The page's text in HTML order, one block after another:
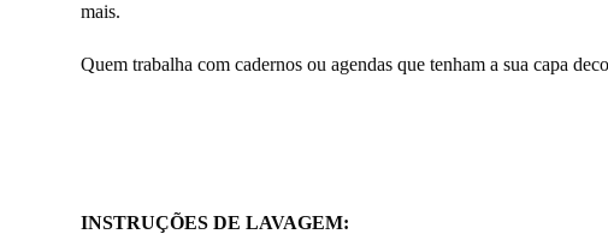
mais.
Quem trabalha com cadernos ou agendas que tenham a sua capa
INSTRUÇÕES DE LAVAGEM: